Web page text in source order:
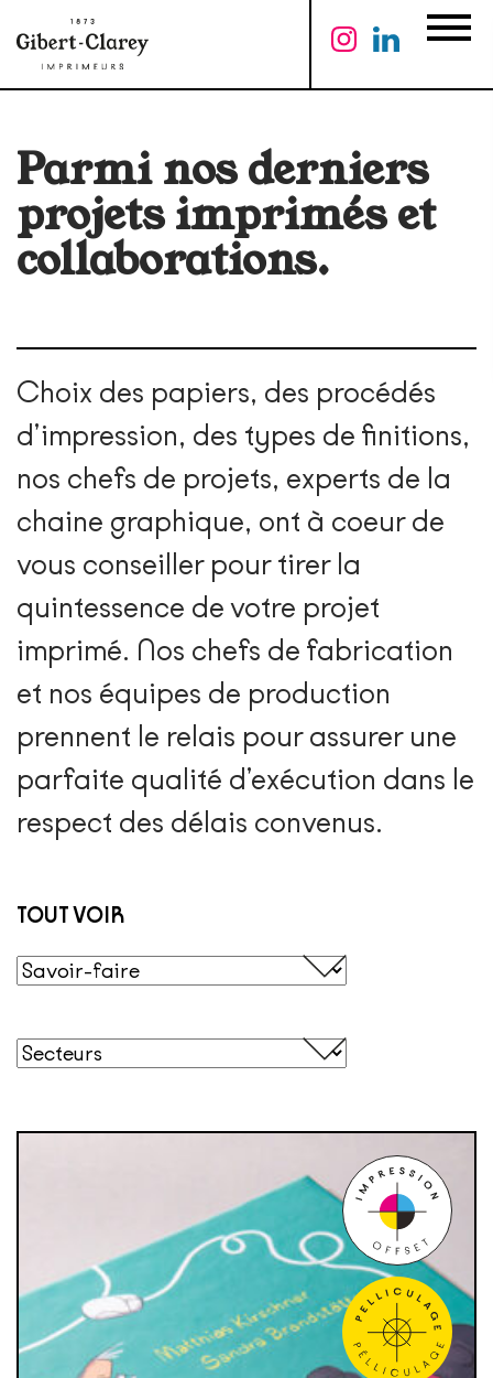
Parmi nos derniers
projets imprimés et
collaborations.
Choix des papiers, des procédés
d’impression, des types de finitions,
nos chefs de projets, experts de la
chaine graphique, ont à coeur de
vous conseiller pour tirer la
quintessence de votre projet
imprimé. Nos chefs de fabrication
et nos équipes de production
prennent le relais pour assurer une
parfaite qualité d’exécution dans le
respect des délais convenus.
TOUT VOIR